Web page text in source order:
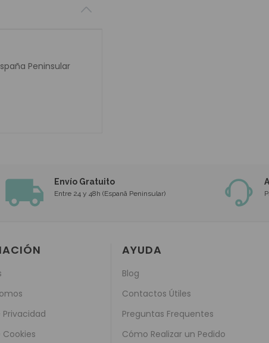
Peninsular
Envío Gratuito
Entre 24 y 48h (Espanã Peninsular)
AYUDA
Blog
Contactos Útiles
Preguntas Frequentes
Cómo Realizar un Pedido